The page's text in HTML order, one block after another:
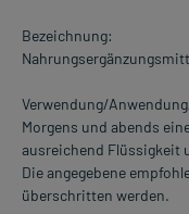
Bezeichnung:
Verwendung/
Morgens und abends
ausreichend Flüssigkeit
Die angegebene
überschritten werden.